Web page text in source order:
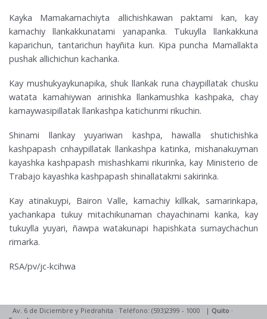
Kayka Mamakamachiyta allichishkawan paktami kan, kay
kamachiy llankakkunatami yanapanka. Tukuylla llankakkuna
kaparichun, tantarichun hayñita kun. Kipa puncha Mamallakta
pushak allichichun kachanka.
Kay mushukyaykunapika, shuk llankak runa chaypillatak chusku
watata kamahiywan arinishka llankamushka kashpaka, chay
kamaywasipillatak llankashpa katichunmi rikuchin.
Shinami llankay yuyariwan kashpa, hawalla shutichishka
kashpapash cnhaypillatak llankashpa katinka, mishanakuyman
kayashka kashpapash mishashkami rikurinka, kay Ministerio de
Trabajo kayashka kashpapash shinallatakmi sakirinka.
Kay atinakuypi, Bairon Valle, kamachiy killkak, samarinkapa,
yachankapa tukuy mitachikunaman chayachinami kanka, kay
tukuylla yuyari, ñawpa watakunapi hapishkata sumaychachun
rimarka.
RSA/pv/jc-kcihwa
Av. 6 de Diciembre y Piedrahita · Teléfono: (593)2399 - 1000 | Quito ·